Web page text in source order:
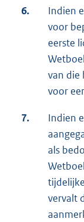
6.
Indien
voor
eerste
van die
voor
7.
Indien
als
vervalt